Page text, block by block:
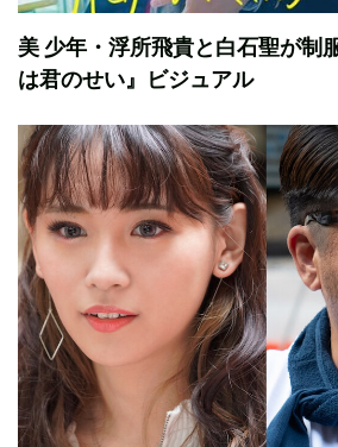
美 少年・浮所飛貴と白石聖が
は君のせい』ビジュアル